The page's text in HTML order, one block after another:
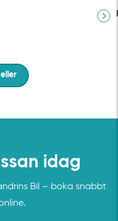
idag
Bil – boka snabbt